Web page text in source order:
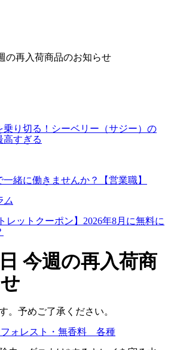
の再入荷商品のお知らせ
乗り切る！シーベリー（サジー）の
高すぎる
緒に働きませんか？【営業職】
ム
レットクーポン】2026年8月に無料に
今週の再入荷商
。予めご了承ください。
フォレスト・無香料 各種